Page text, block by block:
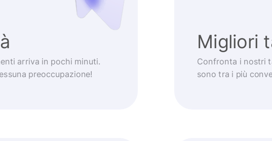
arriva in pochi minuti.
preoccupazione!
Migliori
Confronta i nostri
sono tra i più